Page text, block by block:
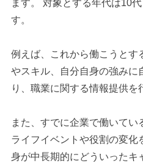
ます。 対象とする年代は10
す。
例えば、これから働こうとす
やスキル、自分自身の強みに
り、職業に関する情報提供を
また、すでに企業で働いて
ライフイベントや役割の変化
身が中長期的にどういったキ